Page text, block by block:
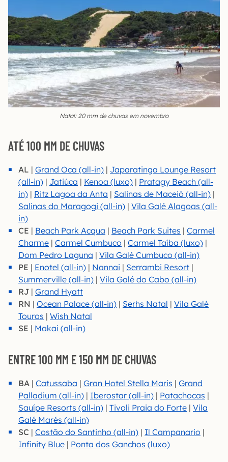
Natal: 20 mm de chuvas em novembro
ATÉ 100 MM DE CHUVAS
AL | Grand Oca (all-in) | Japaratinga Lounge Resort
(all-in) | Jatiúca | Kenoa (luxo) | Pratagy Beach (all-
in) | Ritz Lagoa da Anta | Salinas de Maceió (all-in) |
Salinas do Maragogi (all-in) | Vila Galé Alagoas (all-
in)
CE | Beach Park Acqua | Beach Park Suites | Carmel
Charme | Carmel Cumbuco | Carmel Taíba (luxo) |
Dom Pedro Laguna | Vila Galé Cumbuco (all-in)
PE | Enotel (all-in) | Nannai | Serrambi Resort |
Summerville (all-in) | Vila Galé do Cabo (all-in)
RJ | Grand Hyatt
RN | Ocean Palace (all-in) | Serhs Natal | Vila Galé
Touros | Wish Natal
SE | Makai (all-in)
ENTRE 100 MM E 150 MM DE CHUVAS
BA | Catussaba | Gran Hotel Stella Maris | Grand
Palladium (all-in) | Iberostar (all-in) | Patachocas |
Sauípe Resorts (all-in) | Tivoli Praia do Forte | Vila
Galé Marés (all-in)
SC | Costão do Santinho (all-in) | Il Campanario |
Infinity Blue | Ponta dos Ganchos (luxo)